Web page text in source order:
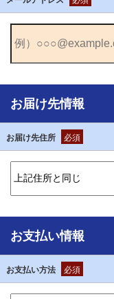
お届け先情報
お届け先住所 必須
お支払い情報
お支払い方法 必須